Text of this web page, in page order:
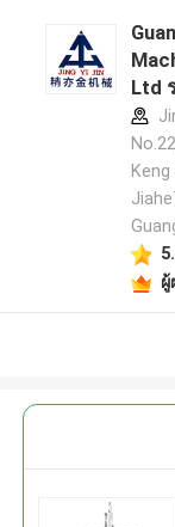
Ltd
ผู้